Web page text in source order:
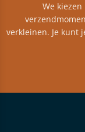
We
verkleinen. Je kunt